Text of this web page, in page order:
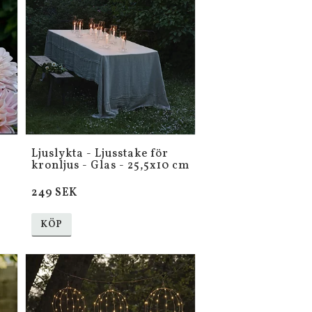
Ljuslykta - Ljusstake för
kronljus - Glas - 25,5x10 cm
249 SEK
KÖP